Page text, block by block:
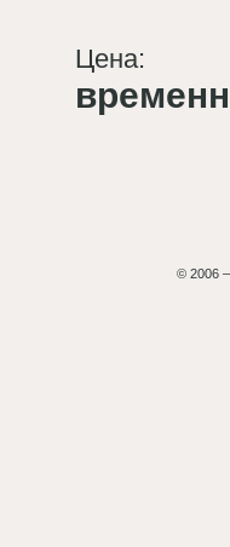
Цена:
© 2006